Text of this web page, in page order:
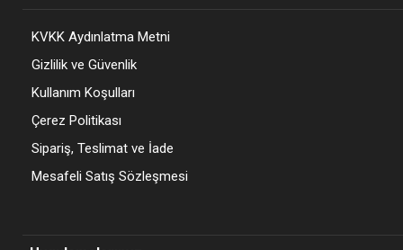
KVKK Aydınlatma Metni
Gizlilik ve Güvenlik
Kullanım Koşulları
Çerez Politikası
Sipariş, Teslimat ve İade
Mesafeli Satış Sözleşmesi